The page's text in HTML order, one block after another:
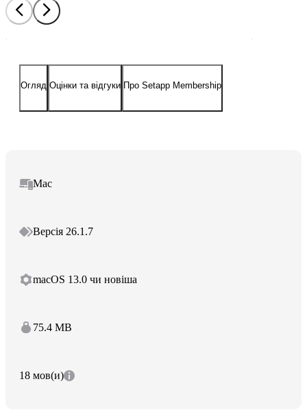
Огляд Оцінки та відгуки Про Setapp Membership
Mac
Версія 26.1.7
macOS 13.0 чи новіша
75.4 MB
18 мов(и)